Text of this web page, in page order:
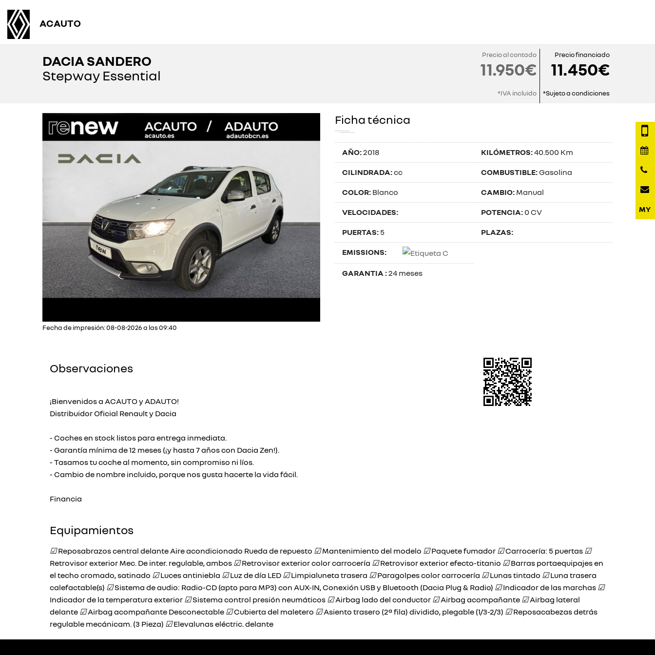
ACAUTO
DACIA SANDERO
Stepway Essential
Precio al contado
11.950€
*IVA incluido
Precio financiado
11.450€
*Sujeto a condiciones
Fecha de impresión: 08-08-2026 a las 09:40
Ficha técnica
AÑO:2018 KILÓMETROS:40.500 Km
CILINDRADA:cc COMBUSTIBLE:Gasolina
COLOR: Blanco CAMBIO: Manual
VELOCIDADES: POTENCIA: 0 CV
PUERTAS: 5 PLAZAS:
EMISSIONS:
GARANTIA :24 meses
Observaciones
¡Bienvenidos a ACAUTO y ADAUTO!
Distribuidor Oficial Renault y Dacia
- Coches en stock listos para entrega inmediata.
- Garantía mínima de 12 meses (¡y hasta 7 años con Dacia Zen!).
- Tasamos tu coche al momento, sin compromiso ni líos.
- Cambio de nombre incluido, porque nos gusta hacerte la vida fácil.
Financia
Equipamientos
☑Reposabrazos central delante Aire acondicionado Rueda de repuesto ☑Mantenimiento del modelo ☑Paquete fumador ☑Carrocería: 5 puertas ☑
Retrovisor exterior Mec. De inter. regulable, ambos ☑Retrovisor exterior color carrocería ☑Retrovisor exterior efecto-titanio ☑Barras portaequipajes en
el techo cromado, satinado ☑Luces antiniebla ☑Luz de día LED ☑Limpialuneta trasera ☑Paragolpes color carrocería ☑Lunas tintado ☑Luna trasera
calefactable(s) ☑Sistema de audio: Radio-CD (apto para MP3) con AUX-IN, Conexión USB y Bluetooth (Dacia Plug & Radio) ☑Indicador de las marchas ☑
Indicador de la temperatura exterior ☑Sistema control presión neumáticos ☑Airbag lado del conductor ☑Airbag acompañante ☑Airbag lateral
delante ☑Airbag acompañante Desconectable ☑Cubierta del maletero ☑Asiento trasero (2ª fila) dividido, plegable (1/3-2/3) ☑Reposacabezas detrás
regulable mecánicam. (3 Pieza) ☑Elevalunas eléctric. delante